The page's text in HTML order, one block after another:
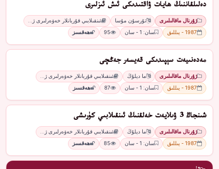
دەلىلقاننىڭ ھايات ۋاقتىدىكى ئىش ئىزلىرى
ژۇرنال ماقالىلىرى تۇرسۇن مۇسا
ئىنقىلابىي قۇربانلار خەۋەرلىرى ژ…
1987 - يىللىق
سان: 1 - سان 95 ھەقسىز
مەدەنىيەت سېپىدىكى قەيسەر جەڭچى
ژۇرنال ماقالىلىرى ما دېلۇڭ
ئىنقىلابىي قۇربانلار خەۋەرلىرى ژ…
1987 - يىللىق
سان: 1 - سان 87 ھەقسىز
شىنجاڭ 3 ۋىلايەت خەلقنىڭ ئىنقىلابىي كۈرىشى
ژۇرنال ماقالىلىرى ما دېلۇڭ
ئىنقىلابىي قۇربانلار خەۋەرلىرى ژ…
1987 - يىللىق
سان: 1 - سان 85 ھەقسىز